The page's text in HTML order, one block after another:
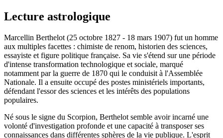
Lecture astrologique
Marcellin Berthelot (25 octobre 1827 - 18 mars 1907) fut un homme
aux multiples facettes : chimiste de renom, historien des sciences,
essayiste et figure politique française. Sa vie s'étend sur une période
d'intense transformation technologique et sociale, marqué
notamment par la guerre de 1870 qui le conduisit à l'Assemblée
Nationale. Il a ensuite occupé des postes ministériels importants,
défendant l'essor des sciences et les intérêts des populations
populaires.
Né sous le signe du Scorpion, Berthelot semble avoir incarné une
volonté d'investigation profonde et une capacité à transposer ses
connaissances dans différentes sphères de la vie publique. L'esprit